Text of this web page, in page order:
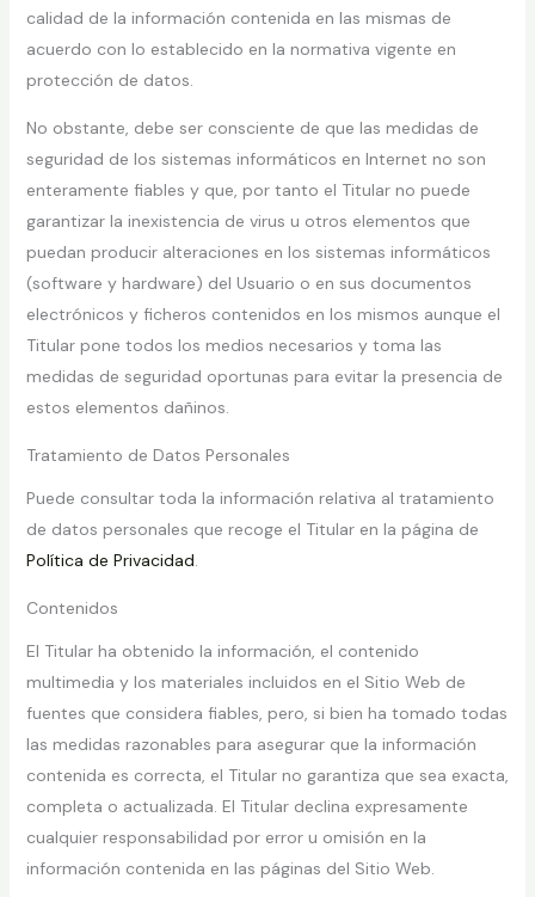
calidad de la información contenida en las mismas de
acuerdo con lo establecido en la normativa vigente en
protección de datos.
No obstante, debe ser consciente de que las medidas de
seguridad de los sistemas informáticos en Internet no son
enteramente fiables y que, por tanto el Titular no puede
garantizar la inexistencia de virus u otros elementos que
puedan producir alteraciones en los sistemas informáticos
(software y hardware) del Usuario o en sus documentos
electrónicos y ficheros contenidos en los mismos aunque el
Titular pone todos los medios necesarios y toma las
medidas de seguridad oportunas para evitar la presencia de
estos elementos dañinos.
Tratamiento de Datos Personales
Puede consultar toda la información relativa al tratamiento
de datos personales que recoge el Titular en la página de
Política de Privacidad.
Contenidos
El Titular ha obtenido la información, el contenido
multimedia y los materiales incluidos en el Sitio Web de
fuentes que considera fiables, pero, si bien ha tomado todas
las medidas razonables para asegurar que la información
contenida es correcta, el Titular no garantiza que sea exacta,
completa o actualizada. El Titular declina expresamente
cualquier responsabilidad por error u omisión en la
información contenida en las páginas del Sitio Web.